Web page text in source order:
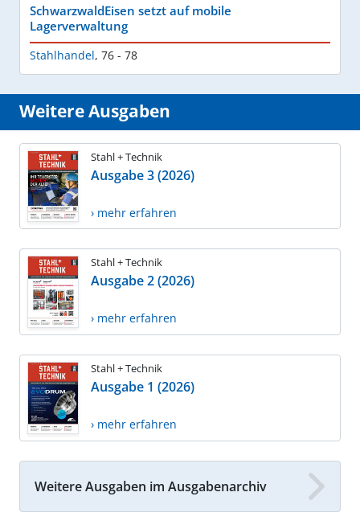
SchwarzwaldEisen setzt auf mobile
Lagerverwaltung
Stahlhandel, 76 - 78
Weitere Ausgaben
Stahl + Technik
Ausgabe 3 (2026)
› mehr erfahren
Stahl + Technik
Ausgabe 2 (2026)
› mehr erfahren
Stahl + Technik
Ausgabe 1 (2026)
› mehr erfahren
Weitere Ausgaben im Ausgabenarchiv